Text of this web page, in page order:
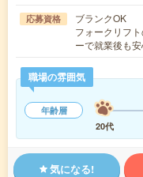
応募資格
ブランクOK
フォークリフ
ーで就業後も
職場の雰囲気
年齢層
20代
気になる!